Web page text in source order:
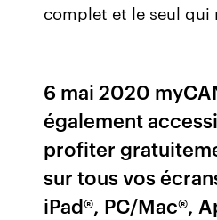
complet et le seul qui
6 mai 2020
également
profiter
sur tous vos
iPad®, PC/Mac®,